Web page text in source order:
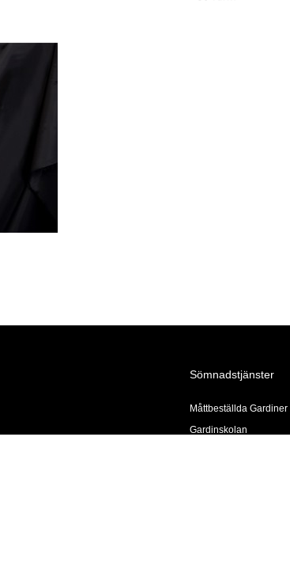
Sömnadstjänster
Måttbeställda Gardiner
Gardinskolan